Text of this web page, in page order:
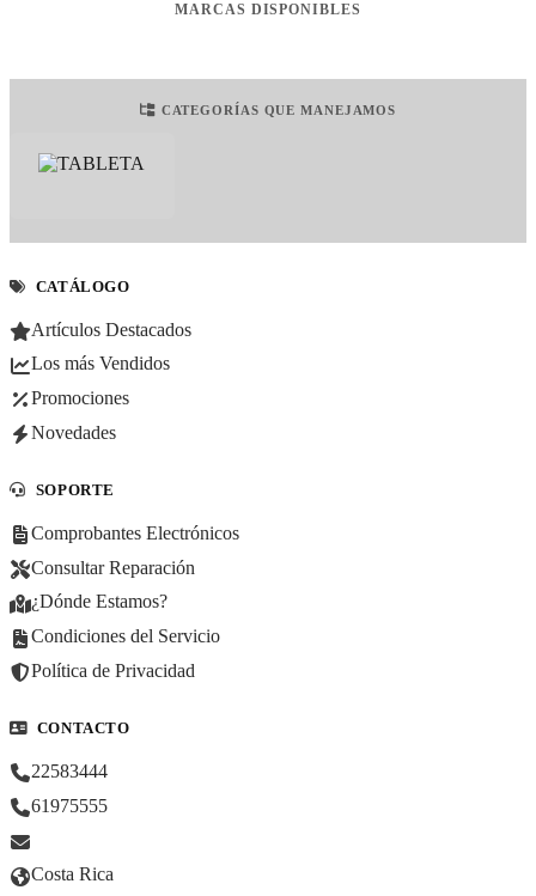
MARCAS DISPONIBLES
CATEGORÍAS QUE MANEJAMOS
CATÁLOGO
Artículos Destacados
Los más Vendidos
Promociones
Novedades
SOPORTE
Comprobantes Electrónicos
Consultar Reparación
¿Dónde Estamos?
Condiciones del Servicio
Política de Privacidad
CONTACTO
22583444
61975555
Costa Rica